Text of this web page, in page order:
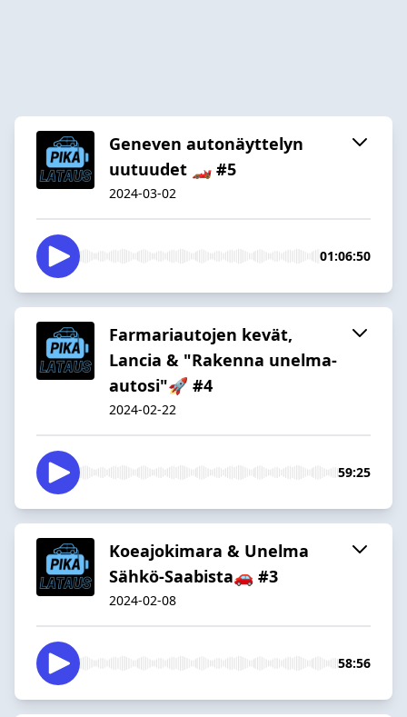
Geneven autonäyttelyn
uutuudet 🏎️ #5
2024-03-02
01:06:50
Farmariautojen kevät,
Lancia & "Rakenna unelma-
autosi"🚀 #4
2024-02-22
59:25
Koeajokimara & Unelma
Sähkö-Saabista🚗 #3
2024-02-08
58:56